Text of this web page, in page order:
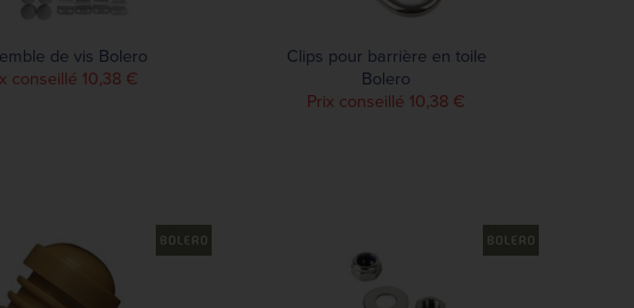
de vis Bolero
conseillé 10,38 €
Clips pour barrière en toile
Bolero
Prix conseillé 10,38 €